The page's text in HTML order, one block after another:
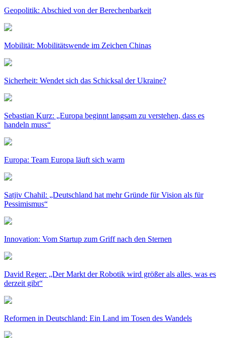
Geopolitik: Abschied von der Berechenbarkeit
Mobilität: Mobilitätswende im Zeichen Chinas
Sicherheit: Wendet sich das Schicksal der Ukraine?
Sebastian Kurz: „Europa beginnt langsam zu verstehen, dass es
handeln muss“
Europa: Team Europa läuft sich warm
Satjiv Chahil: „Deutschland hat mehr Gründe für Vision als für
Pessimismus“
Innovation: Vom Startup zum Griff nach den Sternen
David Reger: „Der Markt der Robotik wird größer als alles, was es
derzeit gibt“
Reformen in Deutschland: Ein Land im Tosen des Wandels